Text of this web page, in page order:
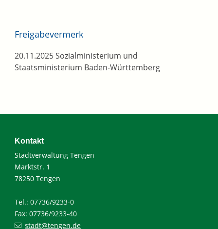
Freigabevermerk
20.11.2025 Sozialministerium und
Staatsministerium Baden-Württemberg
Kontakt
Stadtverwaltung Tengen
Marktstr. 1
78250 Tengen
Tel.: 07736/9233-0
Fax: 07736/9233-40
stadt@tengen.de